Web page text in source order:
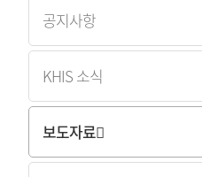
공지사항
KHIS 소식
보도자료